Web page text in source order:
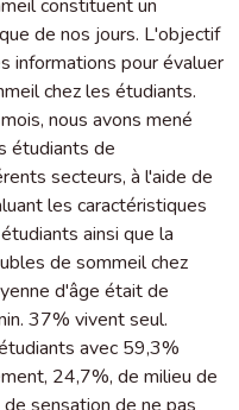
constituent un
de nos jours. L'objectif
informations pour évaluer
chez les étudiants.
nous avons mené
étudiants de
secteurs, à l'aide de
les caractéristiques
ainsi que la
de sommeil chez
d'âge était de
37% vivent seul.
avec 59,3%
24,7%, de milieu de